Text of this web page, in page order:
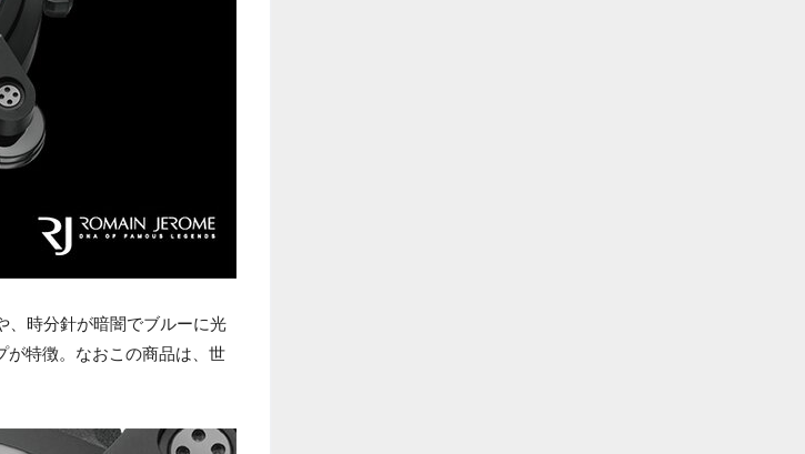
、時分針が暗闇でブルーに光
が特徴。なおこの商品は、世